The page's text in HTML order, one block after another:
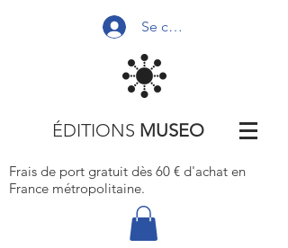
Se connecter
ÉDITIONS MUSEO
Frais de port gratuit dès 60 € d'achat en
France métropolitaine.